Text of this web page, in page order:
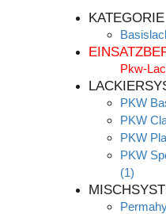
KATEGORIE
Pkw-
PKW
PKW
PKW
PKW
(1)